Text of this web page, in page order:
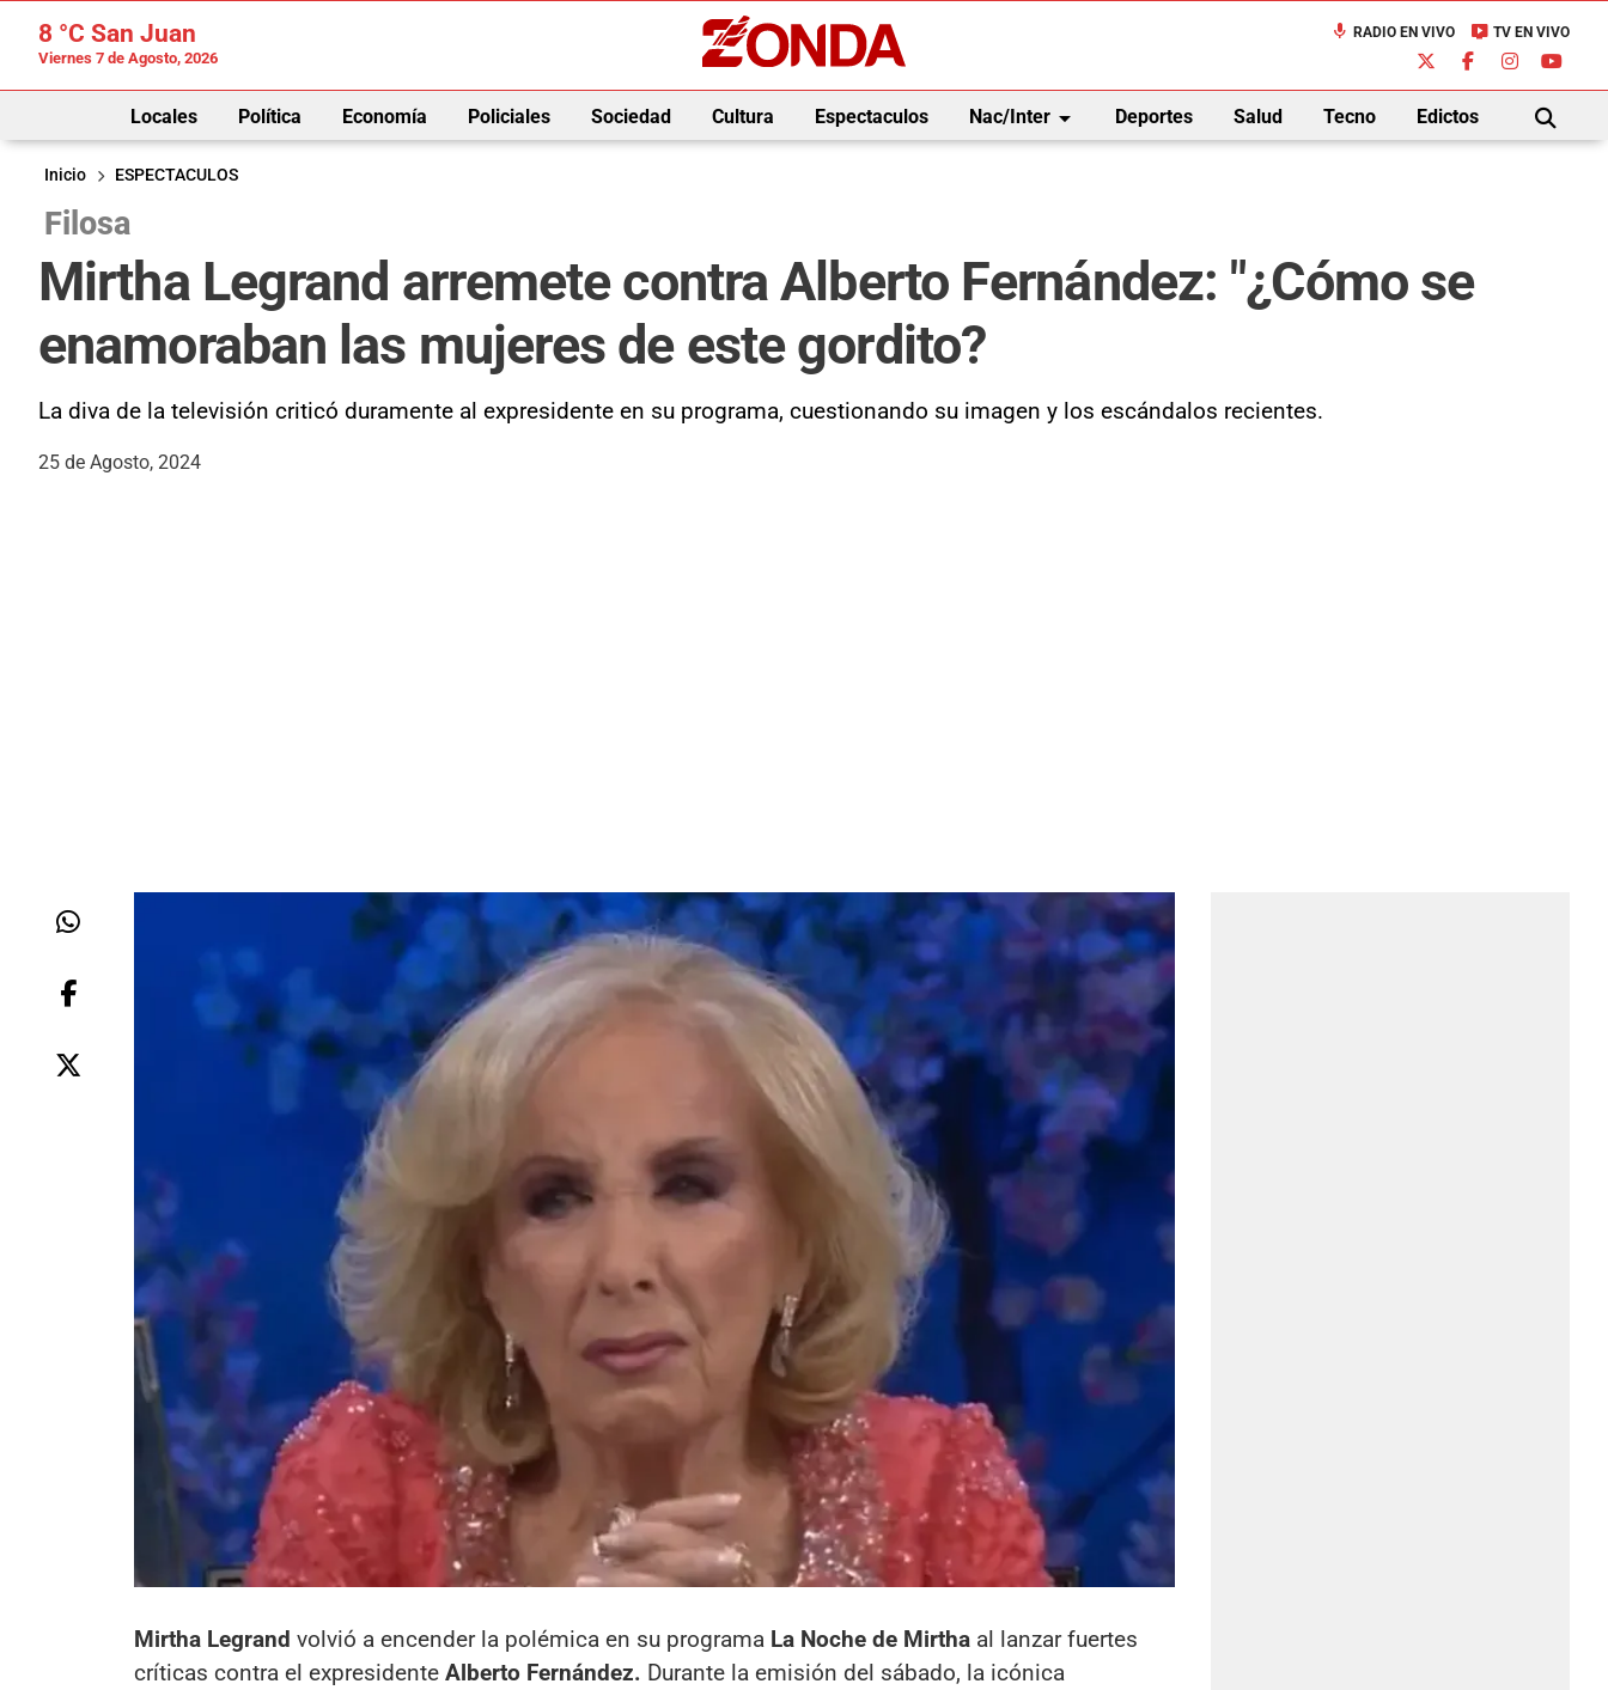
8 °C San Juan
Viernes 7 de Agosto, 2026
mic RADIO EN VIVO live_tv TV EN VIVO
Locales Política Economía Policiales Sociedad Cultura Espectaculos Nac/Interarrow_drop_down Deportes Salud Tecno Edictos
BUSCAR
Inicio
ESPECTACULOS
Filosa
Mirtha Legrand arremete contra Alberto Fernández: "¿Cómo se
enamoraban las mujeres de este gordito?
La diva de la televisión criticó duramente al expresidente en su programa, cuestionando su imagen y los escándalos recientes.
25 de Agosto, 2024
Mirtha Legrand volvió a encender la polémica en su programa La Noche de Mirtha al lanzar fuertes
críticas contra el expresidente Alberto Fernández. Durante la emisión del sábado, la icónica